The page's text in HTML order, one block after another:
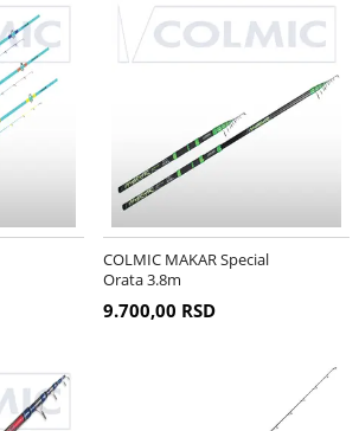
COLMIC MAKAR Special
Orata 3.8m
9.700,00 RSD